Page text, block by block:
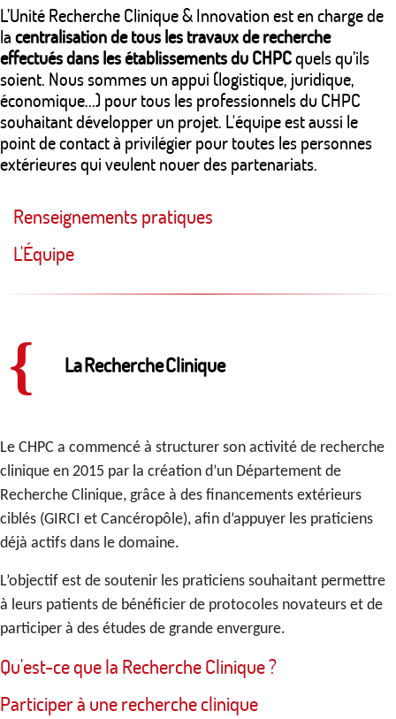
L’Unité Recherche Clinique & Innovation est en charge de
lacentralisation de tous les travaux de recherche
effectués dans les établissements du CHPCquels qu’ils
soient. Nous sommes un appui (logistique, juridique,
économique...) pour tous les professionnels du CHPC
souhaitant développer un projet. L'équipe est aussi le
point de contact à privilégier pour toutes les personnes
extérieures qui veulent nouer des partenariats.
Renseignements pratiques
L'Équipe
{ La Recherche Clinique
Le CHPC a commencé à structurer son activité de recherche
clinique en 2015 par la création d’un Département de
Recherche Clinique, grâce à des financements extérieurs
ciblés (GIRCI et Cancéropôle), afin d’appuyer les praticiens
déjà actifs dans le domaine.
L’objectif est de soutenir les praticiens souhaitant permettre
à leurs patients de bénéficier de protocoles novateurs et de
participer à des études de grande envergure.
Qu'est-ce que la Recherche Clinique ?
Participer à une recherche clinique